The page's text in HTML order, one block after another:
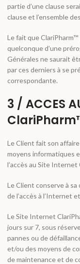
partie d’une clause
clause et l’ensemble
Le fait que
quelconque d’une
Générales ne saurait
par ces derniers à se
correspondante.
3 / ACCES
Le Client fait son
moyens informatiques
l’accès au Site Internet
Le Client conserve à
de l’accès à l’Internet
Le Site Internet
jours sur 7, sous
pannes ou de
et/ou des moyens de
de maintenance et de